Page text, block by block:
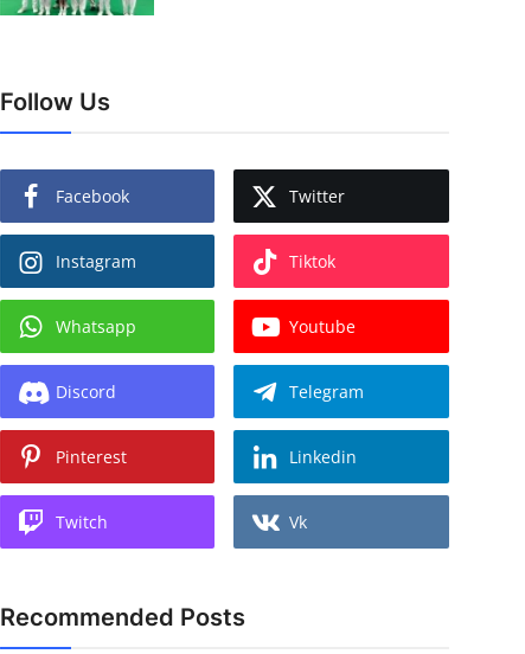
Follow Us
Facebook Twitter
Instagram Tiktok
Whatsapp Youtube
Discord Telegram
Pinterest Linkedin
Twitch Vk
Recommended Posts